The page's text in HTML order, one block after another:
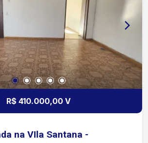
R$ 410.000,00 V
na VIla Santana -